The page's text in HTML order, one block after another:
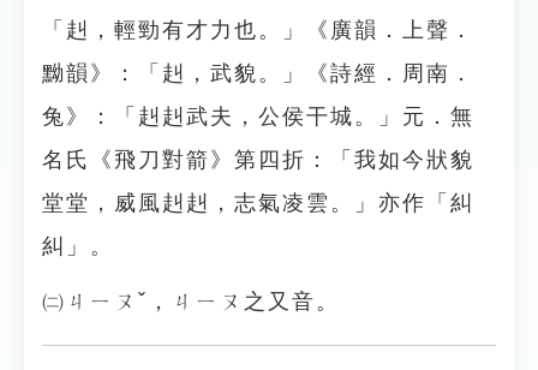
「赳，輕勁有才力也。」《廣韻．上聲．
黝韻》：「赳，武貌。」《詩經．周南．
兔》：「赳赳武夫，公侯干城。」元．無
名氏《飛刀對箭》第四折：「我如今狀貌
堂堂，威風赳赳，志氣凌雲。」亦作「糾
糾」。
㈡ㄐㄧㄡˇ，ㄐㄧㄡ之又音。